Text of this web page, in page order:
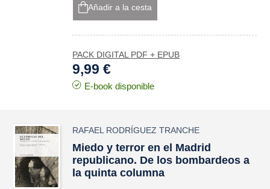
Añadir a la cesta
PACK DIGITAL PDF + EPUB
9,99 €
E-book disponible
RAFAEL RODRÍGUEZ TRANCHE
Miedo y terror en el Madrid
republicano. De los bombardeos a
la quinta columna